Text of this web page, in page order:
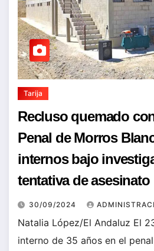
Tarija
Recluso quemado
Penal de Morros
internos bajo
tentativa de asesinato
30/09/2024
Natalia López/El Andaluz El
interno de 35 años en el